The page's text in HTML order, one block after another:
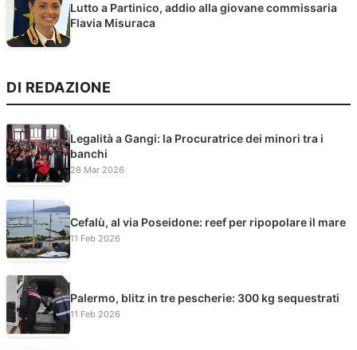
Lutto a Partinico, addio alla giovane commissaria
Flavia Misuraca
DI REDAZIONE
Legalità a Gangi: la Procuratrice dei minori tra i
banchi
28 Mar 2026
Cefalù, al via Poseidone: reef per ripopolare il mare
11 Feb 2026
Palermo, blitz in tre pescherie: 300 kg sequestrati
11 Feb 2026